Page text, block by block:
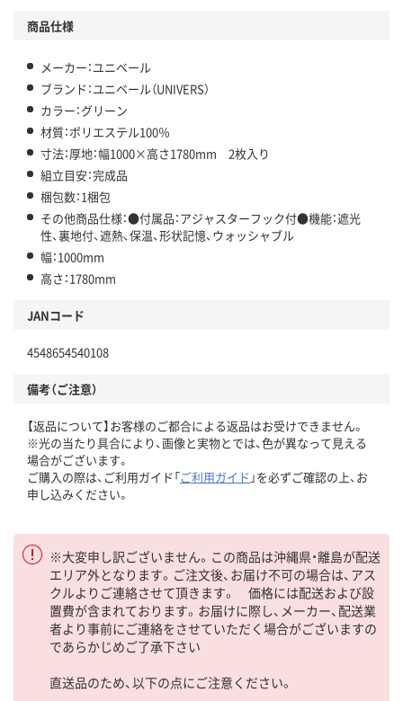
商品仕様
メーカー：ユニベール
ブランド：ユニベール（UNIVERS）
カラー：グリーン
材質：ポリエステル100％
寸法：厚地：幅1000×高さ1780mm 2枚入り
組立目安：完成品
梱包数：1梱包
その他商品仕様：●付属品：アジャスターフック付●機能：遮光
性、裏地付、遮熱、保温、形状記憶、ウォッシャブル
幅：1000mm
高さ：1780mm
JANコード
4548654540108
備考（ご注意）
【返品について】お客様のご都合による返品はお受けできません。
※光の当たり具合により、画像と実物とでは、色が異なって見える
場合がございます。
ご購入の際は、ご利用ガイド「ご利用ガイド 」を必ずご確認の上、お
申し込みください。
※大変申し訳ございません。この商品は沖縄県・離島が配送
エリア外となります。ご注文後、お届け不可の場合は、アス
クルよりご連絡させて頂きます。 価格には配送および設
置費が含まれております。お届けに際し、メーカー、配送業
者より事前にご連絡をさせていただく場合がございますの
であらかじめご了承下さい
直送品のため、以下の点にご注意ください。